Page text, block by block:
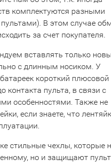
комплектуются разными
В этом случае
за счет покупателя.
вставлять только
с длинным носиком. У
короткий плюсовой
контакта пульта, в связи с
особенностями. Также не
если знаете, что
стильные чехлы, которые
но и защищают